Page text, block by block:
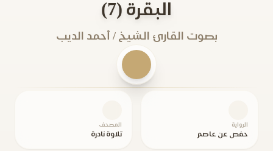
البقرة (7)
بصوت القارئ الشيخ / أحمد الديب
الرواية
حفص عن عاصم
المصحف
تلاوة نادرة